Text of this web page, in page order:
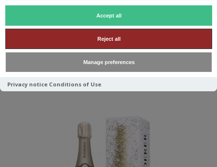
Accept all
Reject all
Manage preferences
Privacy notice Conditions of Use
LOUIS ROEDERER